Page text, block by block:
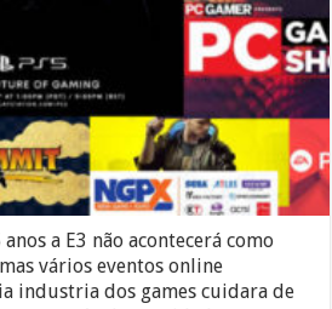
a E3 não acontecerá como
vários eventos online
industria dos games cuidara de